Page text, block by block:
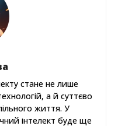
стане не лише
а й суттєво
життя. У
інтелект буде ще